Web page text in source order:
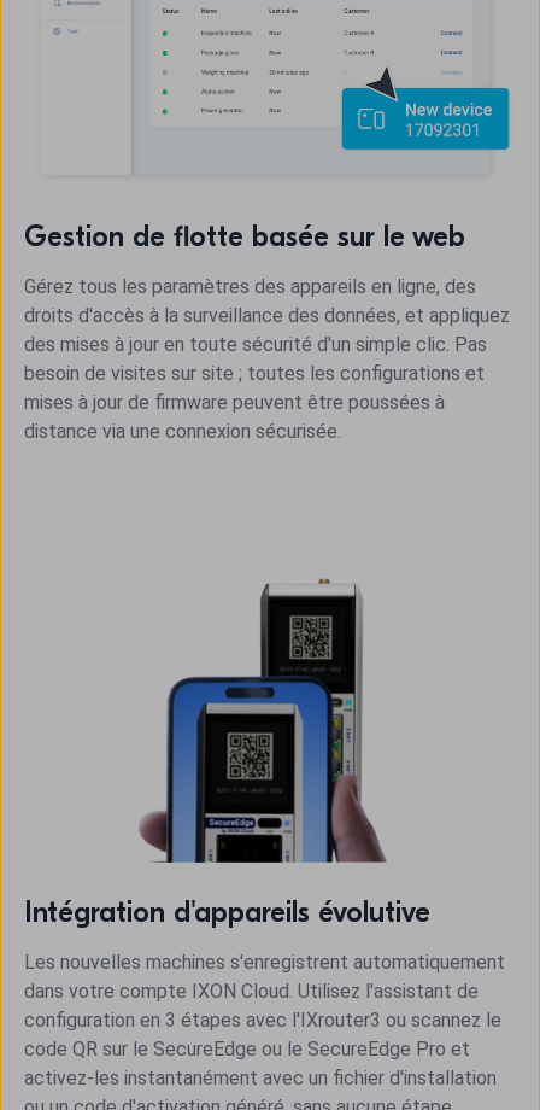
Gestion de flotte basée sur le web
Gérez tous les paramètres des appareils en ligne, des
droits d'accès à la surveillance des données, et appliquez
des mises à jour en toute sécurité d'un simple clic. Pas
besoin de visites sur site ; toutes les configurations et
mises à jour de firmware peuvent être poussées à
distance via une connexion sécurisée.
Intégration d'appareils évolutive
Les nouvelles machines s'enregistrent automatiquement
dans votre compte IXON Cloud. Utilisez l'assistant de
configuration en 3 étapes avec l'IXrouter3 ou scannez le
code QR sur le SecureEdge ou le SecureEdge Pro et
activez-les instantanément avec un fichier d'installation